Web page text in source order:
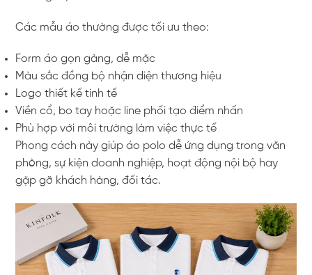
Các mẫu áo thường được tối ưu theo:
Form áo gọn gàng, dễ mặc
Màu sắc đồng bộ nhận diện thương hiệu
Logo thiết kế tinh tế
Viền cổ, bo tay hoặc line phối tạo điểm nhấn
Phù hợp với môi trường làm việc thực tế
Phong cách này giúp áo polo dễ ứng dụng trong văn
phòng, sự kiện doanh nghiệp, hoạt động nội bộ hay
gặp gỡ khách hàng, đối tác.